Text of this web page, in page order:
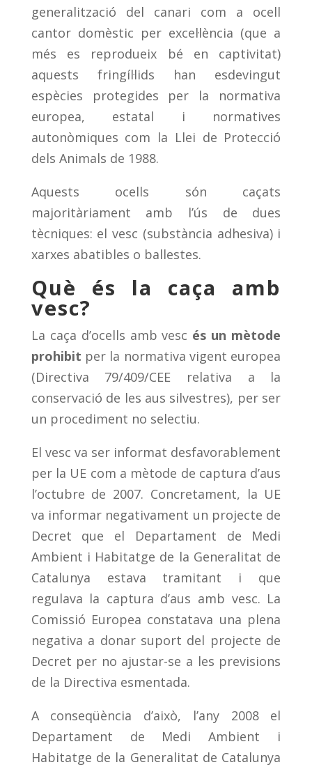
generalització del canari com a ocell
cantor domèstic per excel·lència (que a
més es reprodueix bé en captivitat)
aquests fringíl·lids han esdevingut
espècies protegides per la normativa
europea, estatal i normatives
autonòmiques com la Llei de Protecció
dels Animals de 1988.
Aquests ocells són caçats
majoritàriament amb l’ús de dues
tècniques: el vesc (substància adhesiva) i
xarxes abatibles o ballestes.
Què és la caça amb
vesc?
La caça d’ocells amb vesc és un mètode
prohibit per la normativa vigent europea
(Directiva 79/409/CEE relativa a la
conservació de les aus silvestres), per ser
un procediment no selectiu.
El vesc va ser informat desfavorablement
per la UE com a mètode de captura d’aus
l’octubre de 2007. Concretament, la UE
va informar negativament un projecte de
Decret que el Departament de Medi
Ambient i Habitatge de la Generalitat de
Catalunya estava tramitant i que
regulava la captura d’aus amb vesc. La
Comissió Europea constatava una plena
negativa a donar suport del projecte de
Decret per no ajustar-se a les previsions
de la Directiva esmentada.
A conseqüència d’això, l’any 2008 el
Departament de Medi Ambient i
Habitatge de la Generalitat de Catalunya